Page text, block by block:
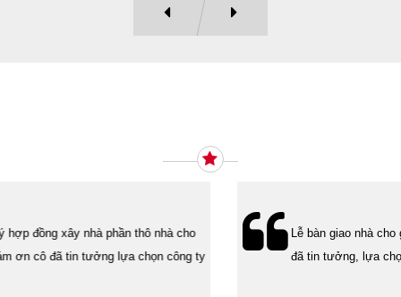
Lễ bàn giao nhà cho gia đình Cô Vân quận 11. Cám ơn anh Tính
đã tin tưởng, lựa chọn công ty Xây Dựng Sao Việt.